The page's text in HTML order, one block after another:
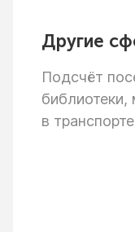
Другие
Подсчёт
библиотеки,
в